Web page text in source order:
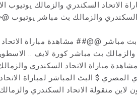
بث مباشر كورة لايف ..
مباراة الاتحاد السكندري
المصري $ البث المباشر لمباراة
لاين منقولة الاتحاد السكندري